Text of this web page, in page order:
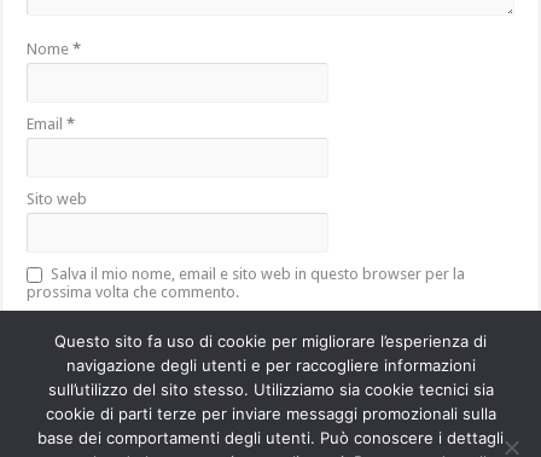
Nome*
Email*
Sito web
Salva il mio nome, email e sito web in questo browser per la
prossima volta che commento.
Questo sito utilizza Akismet per ridurre lo spam. Scopri come vengono
elaborati i dati derivati dai commenti.
Questo sito fa uso di cookie per migliorare l’esperienza di
navigazione degli utenti e per raccogliere informazioni
sull’utilizzo del sito stesso. Utilizziamo sia cookie tecnici sia
cookie di parti terze per inviare messaggi promozionali sulla
base dei comportamenti degli utenti. Può conoscere i dettagli